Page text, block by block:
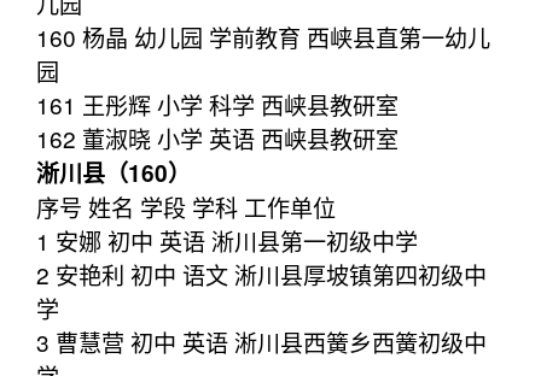
160 杨晶 幼儿园 学前教育 西峡县直第一幼儿
园
161 王彤辉 小学 科学 西峡县教研室
162 董淑晓 小学 英语 西峡县教研室
淅川县（160）
序号 姓名 学段 学科 工作单位
1 安娜 初中 英语 淅川县第一初级中学
2 安艳利 初中 语文 淅川县厚坡镇第四初级中
学
3 曹慧营 初中 英语 淅川县西簧乡西簧初级中